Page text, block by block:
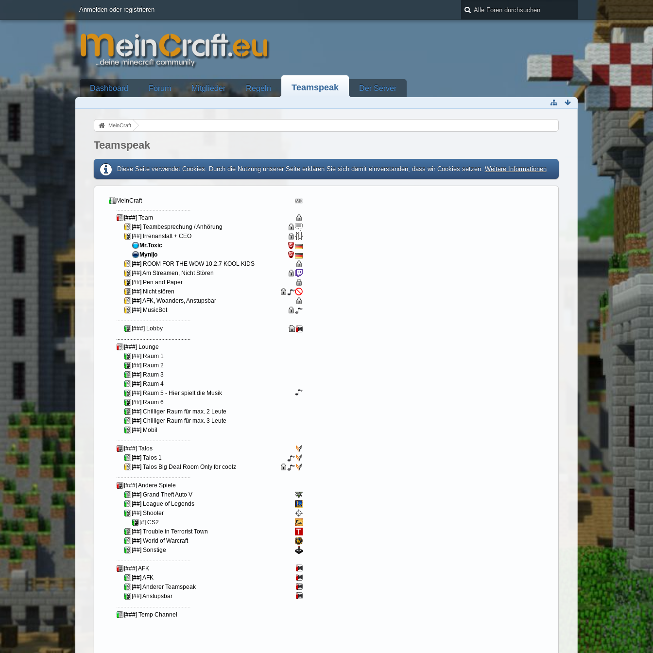
Anmelden oder registrieren
Dashboard Forum Mitglieder Regeln Teamspeak Der Server
MeinCraft
Teamspeak
Diese Seite verwendet Cookies. Durch die Nutzung unserer Seite erklären Sie sich damit einverstanden, dass wir Cookies setzen. Weitere Informationen